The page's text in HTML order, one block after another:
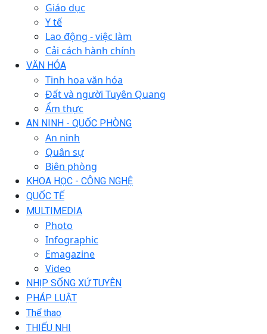
Giáo dục
Y tế
Lao động - việc làm
Cải cách hành chính
VĂN HÓA
Tinh hoa văn hóa
Đất và người Tuyên Quang
Ẩm thực
AN NINH - QUỐC PHÒNG
An ninh
Quân sự
Biên phòng
KHOA HỌC - CÔNG NGHỆ
QUỐC TẾ
MULTIMEDIA
Photo
Infographic
Emagazine
Video
NHỊP SỐNG XỨ TUYÊN
PHÁP LUẬT
Thể thao
THIẾU NHI